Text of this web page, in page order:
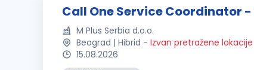
Call One Service Coordinator
M Plus Serbia d.o.o.
Beograd | Hibrid - Izvan pretražene lokacije
15.08.2026